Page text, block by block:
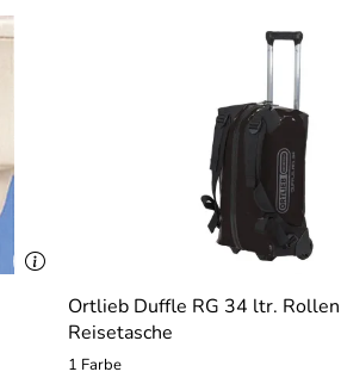
Ortlieb Duffle RG 34 ltr.
Reisetasche
1 Farbe